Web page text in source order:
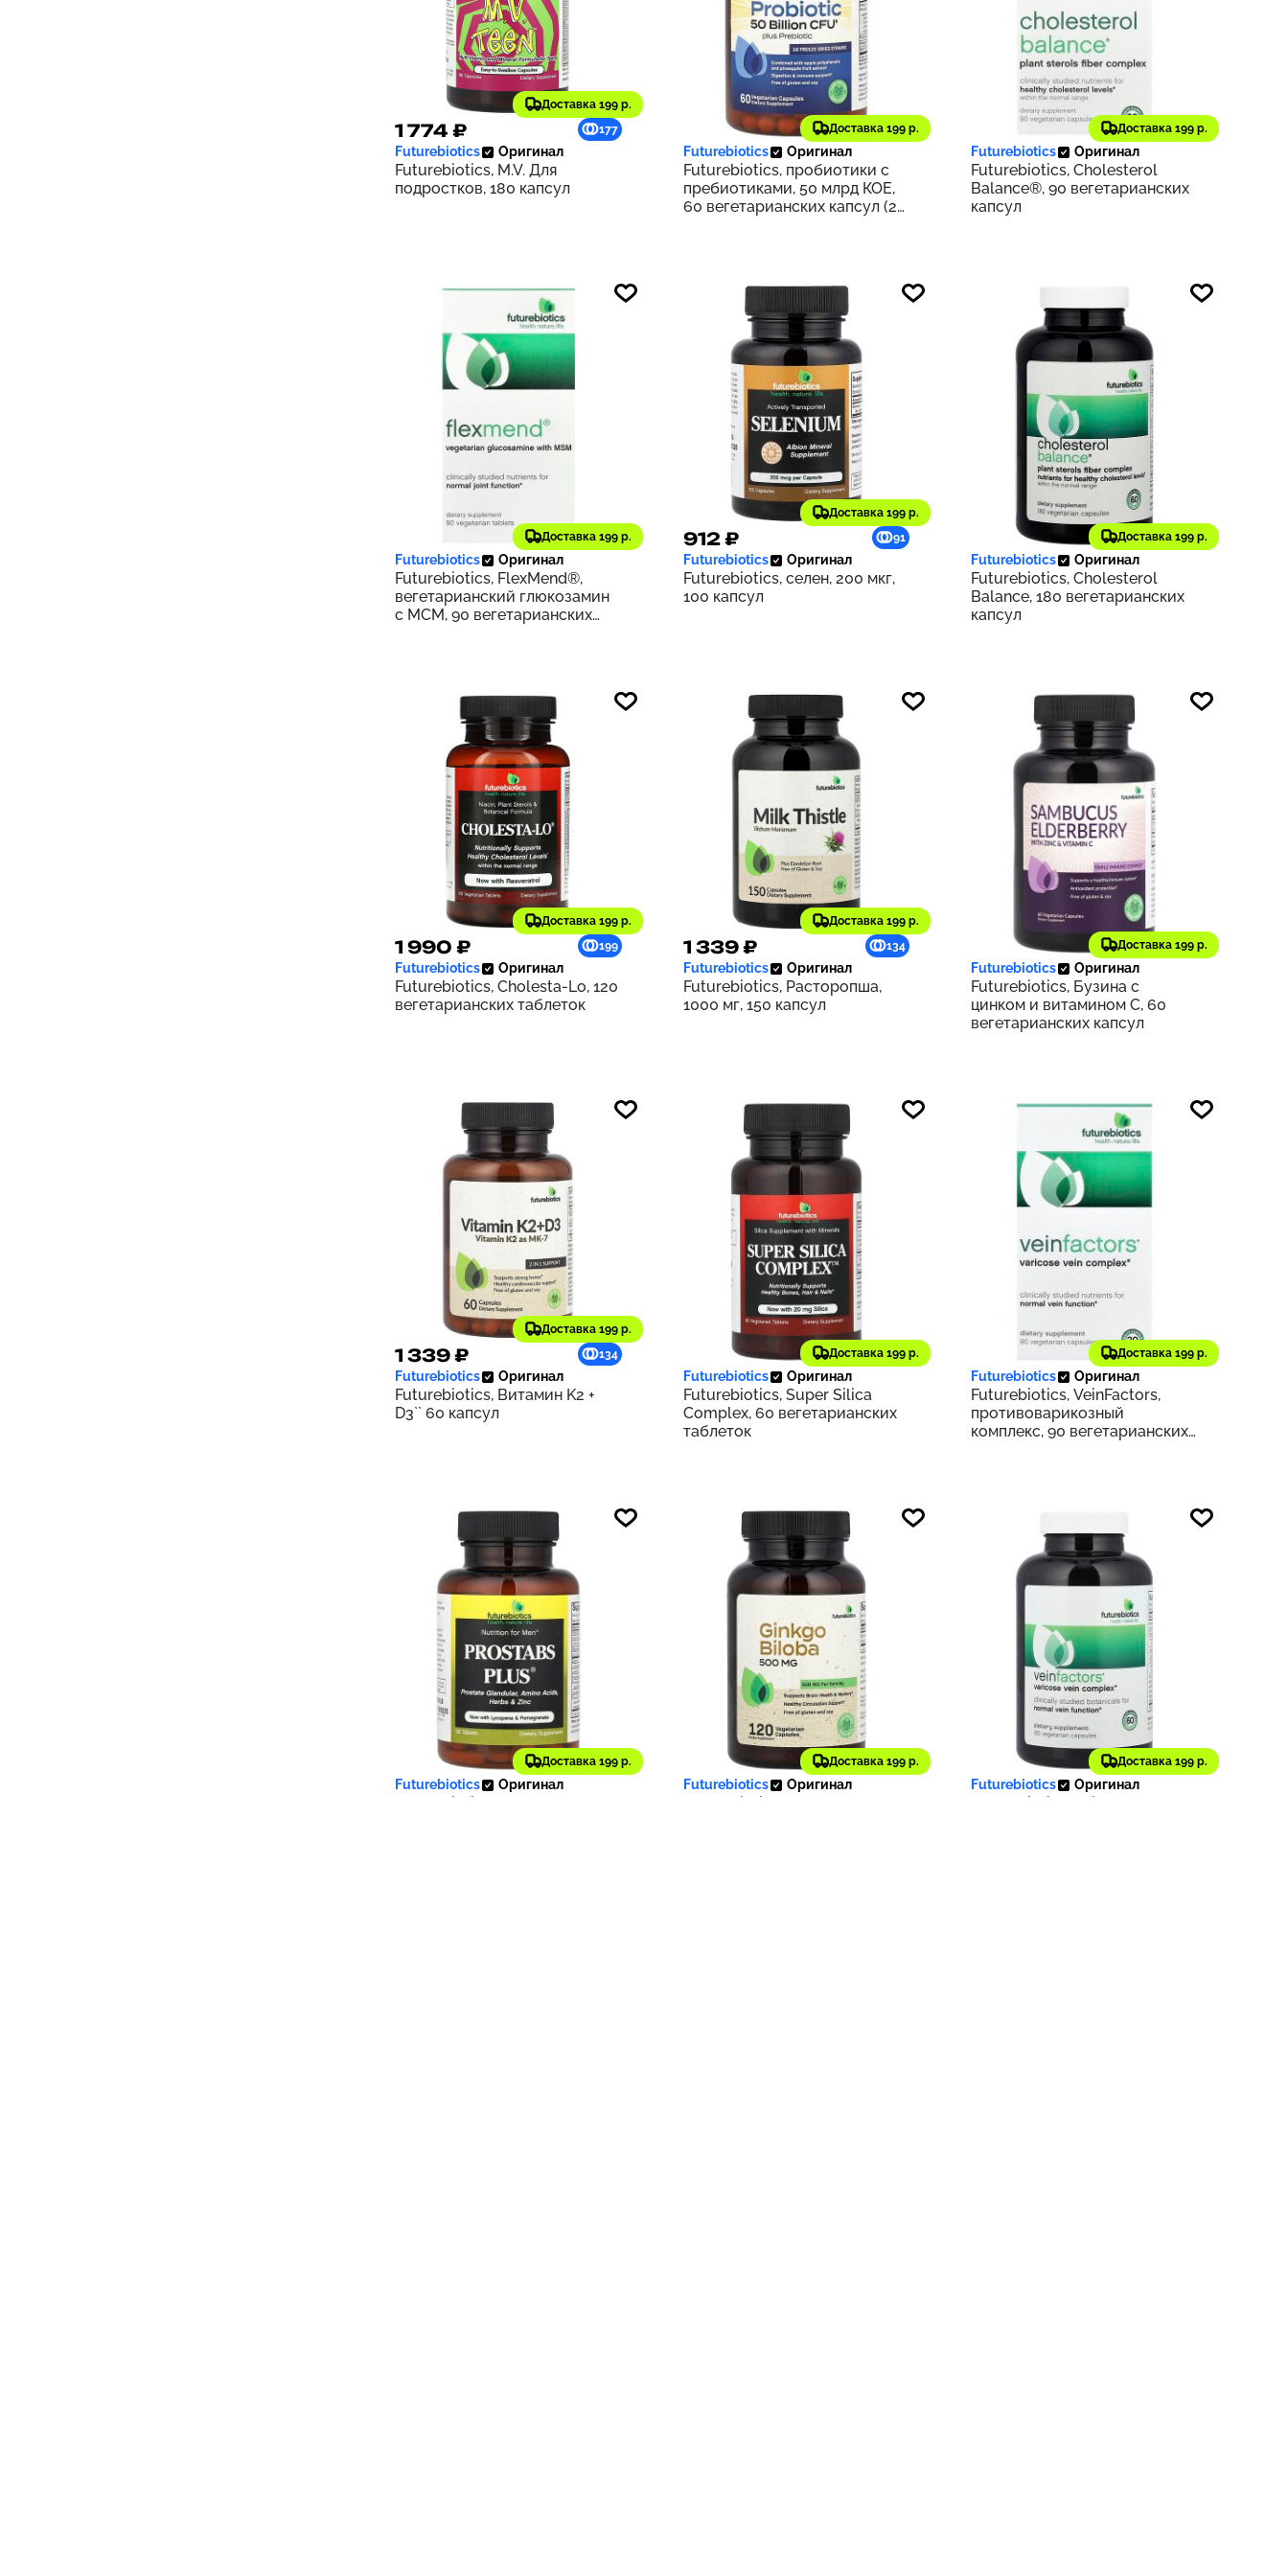
Доставка 199 р.
1 774 ₽ 177
Futurebiotics Оригинал
Futurebiotics, M.V. Для
подростков, 180 капсул
Доставка 199 р.
2 415 ₽ 242
Futurebiotics Оригинал
Futurebiotics, пробиотики с
пребиотиками, 50 млрд КОЕ,
60 вегетарианских капсул (25
Доставка 199 р.
2 901 ₽ 290
Futurebiotics Оригинал
Futurebiotics, Cholesterol
Balance®, 90 вегетарианских
капсул
Доставка 199 р.
237
Futurebiotics Оригинал
Futurebiotics, FlexMend®,
вегетарианский глюкозамин
с МСМ, 90 вегетарианских
Доставка 199 р.
912 ₽ 91
Futurebiotics Оригинал
Futurebiotics, селен, 200 мкг,
100 капсул
Доставка 199 р.
4 730 ₽ 473
Futurebiotics Оригинал
Futurebiotics, Cholesterol
Balance, 180 вегетарианских
капсул
Доставка 199 р.
1 990 ₽ 199
Futurebiotics Оригинал
Futurebiotics, Cholesta-Lo, 120
вегетарианских таблеток
Доставка 199 р.
1 339 ₽ 134
Futurebiotics Оригинал
Futurebiotics, Расторопша,
1000 мг, 150 капсул
Доставка 199 р.
1 885 ₽ 189
Futurebiotics Оригинал
Futurebiotics, Бузина с
цинком и витамином C, 60
вегетарианских капсул
Доставка 199 р.
1 339 ₽ 134
Futurebiotics Оригинал
Futurebiotics, Витамин K2 +
D3`` 60 капсул
Доставка 199 р.
1 118 ₽ 112
Futurebiotics Оригинал
Futurebiotics, Super Silica
Complex, 60 вегетарианских
таблеток
Доставка 199 р.
321
Futurebiotics Оригинал
Futurebiotics, VeinFactors,
противоварикозный
комплекс, 90 вегетарианских
Доставка 199 р.
1 238 ₽ 124
Futurebiotics Оригинал
Futurebiotics, Пищевая
Доставка 199 р.
1 339 ₽ 134
Futurebiotics Оригинал
Futurebiotics, гинкго билоба,
Доставка 199 р.
5 179 ₽ 518
Futurebiotics Оригинал
Futurebiotics, VeinFactors,